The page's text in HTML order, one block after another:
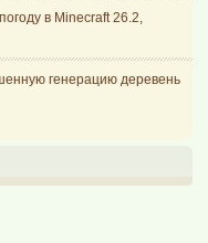
в Minecraft 26.2,
генерацию деревень